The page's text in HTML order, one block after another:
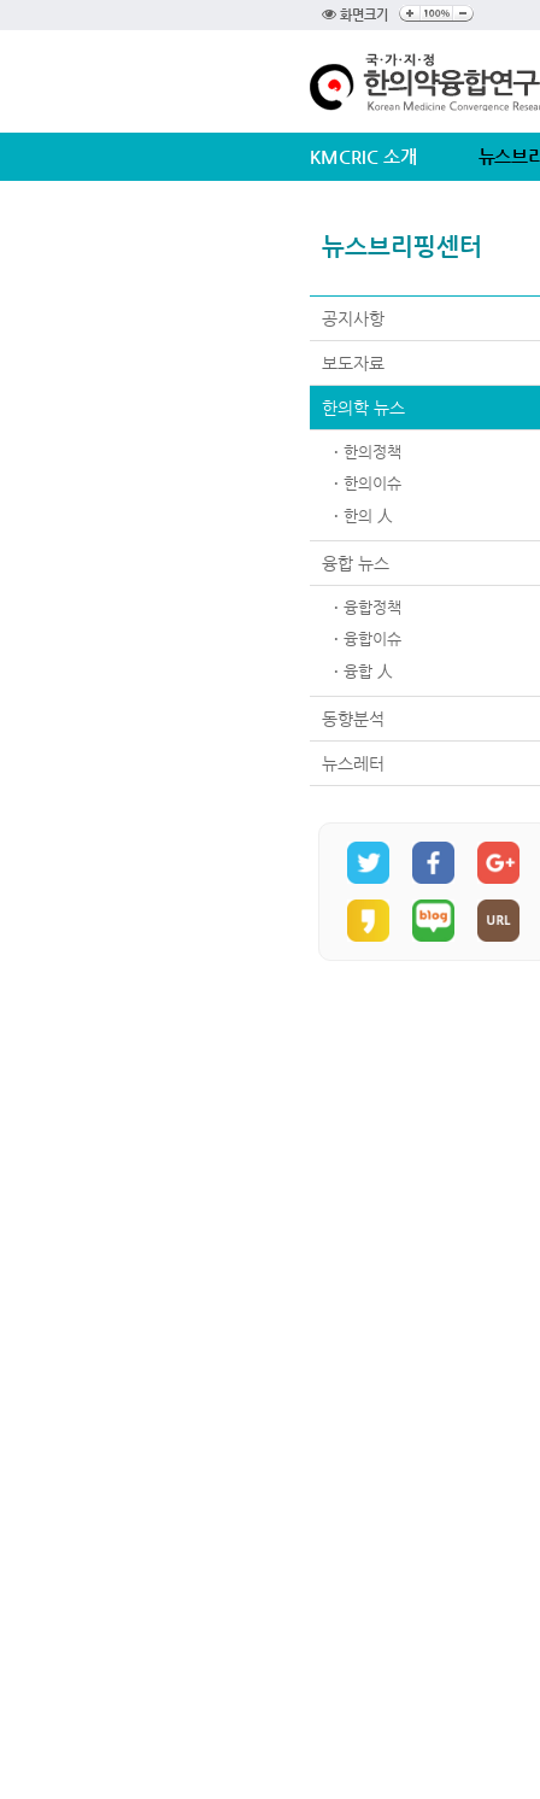
화면크기
KMCRIC 소개 뉴스브
뉴스브리핑센터
공지사항
보도자료
한의학 뉴스
한의정책
한의이슈
한의 人
융합 뉴스
융합정책
융합이슈
융합 人
동향분석
뉴스레터